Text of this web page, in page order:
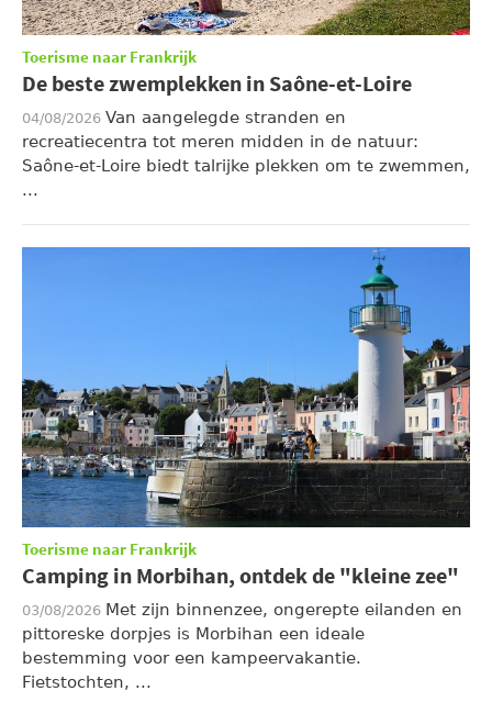
Toerisme naar Frankrijk
De beste zwemplekken in Saône-et-Loire
04/08/2026 Van aangelegde stranden en
recreatiecentra tot meren midden in de natuur:
Saône-et-Loire biedt talrijke plekken om te zwemmen,
...
Toerisme naar Frankrijk
Camping in Morbihan, ontdek de "kleine zee"
03/08/2026 Met zijn binnenzee, ongerepte eilanden en
pittoreske dorpjes is Morbihan een ideale
bestemming voor een kampeervakantie.
Fietstochten, ...